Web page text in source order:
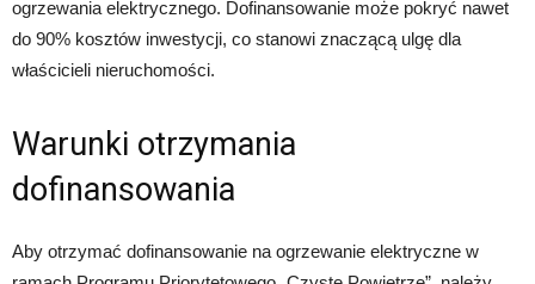
ogrzewania elektrycznego. Dofinansowanie może pokryć nawet
do 90% kosztów inwestycji, co stanowi znaczącą ulgę dla
właścicieli nieruchomości.
Warunki otrzymania
dofinansowania
Aby otrzymać dofinansowanie na ogrzewanie elektryczne w